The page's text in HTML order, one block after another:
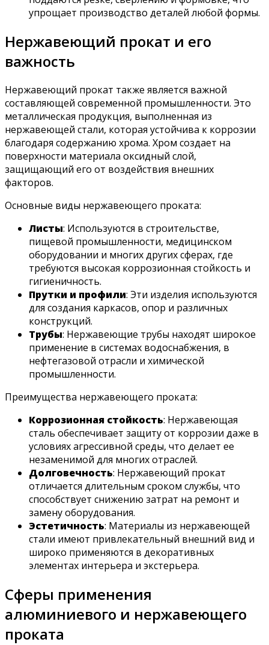
упрощает производство деталей любой формы.
Нержавеющий прокат и его
важность
Нержавеющий прокат также является важной
составляющей современной промышленности. Это
металлическая продукция, выполненная из
нержавеющей стали, которая устойчива к коррозии
благодаря содержанию хрома. Хром создает на
поверхности материала оксидный слой,
защищающий его от воздействия внешних
факторов.
Основные виды нержавеющего проката:
Листы: Используются в строительстве,
пищевой промышленности, медицинском
оборудовании и многих других сферах, где
требуются высокая коррозионная стойкость и
гигиеничность.
Прутки и профили: Эти изделия используются
для создания каркасов, опор и различных
конструкций.
Трубы: Нержавеющие трубы находят широкое
применение в системах водоснабжения, в
нефтегазовой отрасли и химической
промышленности.
Преимущества нержавеющего проката:
Коррозионная стойкость: Нержавеющая
сталь обеспечивает защиту от коррозии даже в
условиях агрессивной среды, что делает ее
незаменимой для многих отраслей.
Долговечность: Нержавеющий прокат
отличается длительным сроком службы, что
способствует снижению затрат на ремонт и
замену оборудования.
Эстетичность: Материалы из нержавеющей
стали имеют привлекательный внешний вид и
широко применяются в декоративных
элементах интерьера и экстерьера.
Сферы применения
алюминиевого и нержавеющего
проката